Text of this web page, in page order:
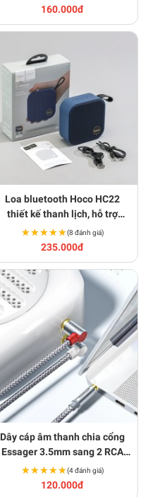
160.000đ
Loa bluetooth Hoco HC22
thiết kế thanh lịch, hỗ trợ
Bluetooth, FM, thẻ TF BA1573
★★★★★
★★★★★(8 đánh giá)
235.000đ
Dây cáp âm thanh chia cổng
Essager 3.5mm sang 2 RCA
tiện lợi BA1514
★★★★★
★★★★★(4 đánh giá)
120.000đ